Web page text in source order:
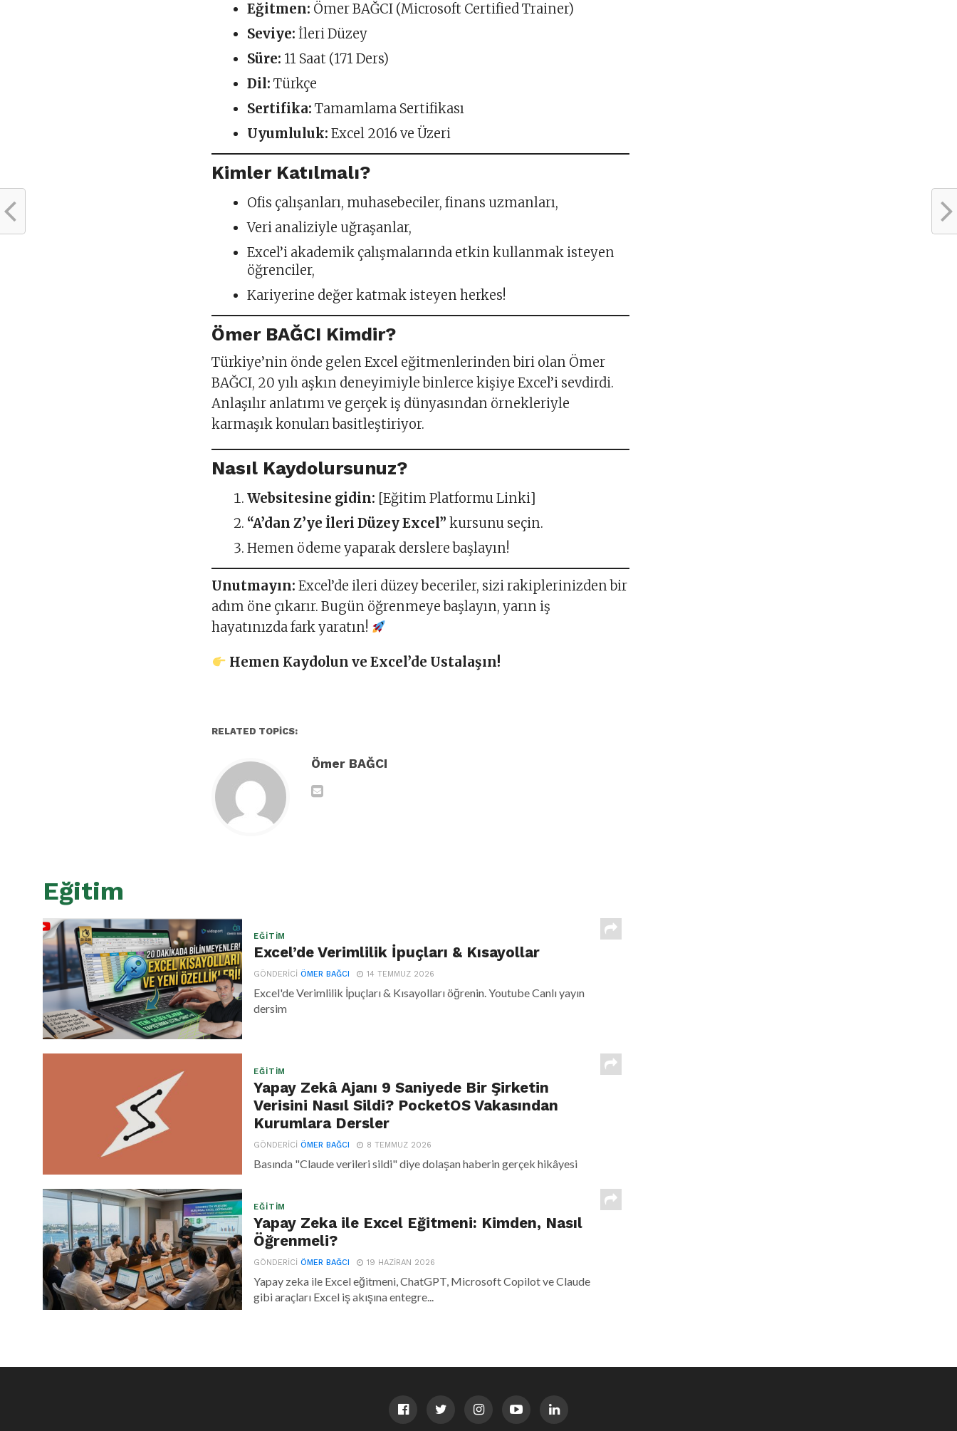
Eğitmen: Ömer BAĞCI (Microsoft Certified Trainer)
Seviye: İleri Düzey
Süre: 11 Saat (171 Ders)
Dil: Türkçe
Sertifika: Tamamlama Sertifikası
Uyumluluk: Excel 2016 ve Üzeri
Kimler Katılmalı?
Ofis çalışanları, muhasebeciler, finans uzmanları,
Veri analiziyle uğraşanlar,
Excel’i akademik çalışmalarında etkin kullanmak isteyen
öğrenciler,
Kariyerine değer katmak isteyen herkes!
Ömer BAĞCI Kimdir?
Türkiye’nin önde gelen Excel eğitmenlerinden biri olan Ömer
BAĞCI, 20 yılı aşkın deneyimiyle binlerce kişiye Excel’i sevdirdi.
Anlaşılır anlatımı ve gerçek iş dünyasından örnekleriyle
karmaşık konuları basitleştiriyor.
Nasıl Kaydolursunuz?
Websitesine gidin: [Eğitim Platformu Linki]
“A’dan Z’ye İleri Düzey Excel” kursunu seçin.
Hemen ödeme yaparak derslere başlayın!
Unutmayın: Excel’de ileri düzey beceriler, sizi rakiplerinizden bir
adım öne çıkarır. Bugün öğrenmeye başlayın, yarın iş
hayatınızda fark yaratın!
Hemen Kaydolun ve Excel’de Ustalaşın!
RELATED TOPICS:
Ömer BAĞCI
Eğitim
EĞITIM
Excel’de Verimlilik İpuçları & Kısayollar
GÖNDERICIÖMER BAĞCI 14 TEMMUZ 2026
Excel'de Verimlilik İpuçları & Kısayolları öğrenin. Youtube Canlı yayın
dersim
EĞITIM
Yapay Zekâ Ajanı 9 Saniyede Bir Şirketin
Verisini Nasıl Sildi? PocketOS Vakasından
Kurumlara Dersler
GÖNDERICIÖMER BAĞCI 8 TEMMUZ 2026
Basında "Claude verileri sildi" diye dolaşan haberin gerçek hikâyesi
EĞITIM
Yapay Zeka ile Excel Eğitmeni: Kimden, Nasıl
Öğrenmeli?
GÖNDERICIÖMER BAĞCI 19 HAZIRAN 2026
Yapay zeka ile Excel eğitmeni, ChatGPT, Microsoft Copilot ve Claude
gibi araçları Excel iş akışına entegre...